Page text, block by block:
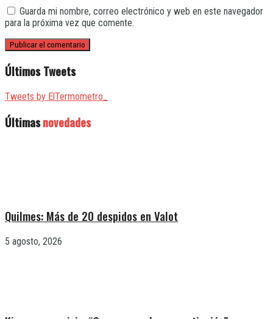
Guarda mi nombre, correo electrónico y web en este navegador
para la próxima vez que comente.
Últimos Tweets
Tweets by ElTermometro_
Últimasnovedades
Quilmes: Más de 20 despidos en Valot
5 agosto, 2026